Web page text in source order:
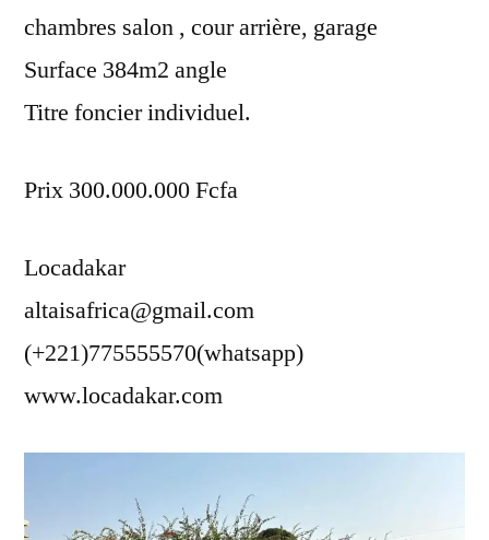
chambres salon , cour arrière, garage
Surface 384m2 angle
Titre foncier individuel.
Prix 300.000.000 Fcfa
Locadakar
altaisafrica@gmail.com
(+221)775555570(whatsapp)
www.locadakar.com